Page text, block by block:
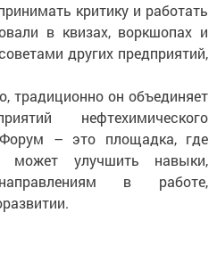
критику и работать
в квизах, воркшопах и
других предприятий,
традиционно он объединяет
нефтехимического
Форум – это площадка, где
может улучшить навыки,
в работе,